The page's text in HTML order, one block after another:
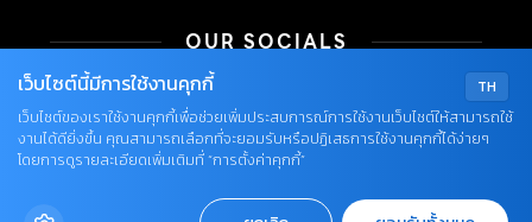
OUR SOCIALS
© COPYRIGHT 2026
TH
เว็บไซต์นี้มีการใช้งานคุกกี้
เว็บไซต์ของเราใช้งานคุกกี้เพื่อช่วยเพิ่มประสบการณ์การใช้งานเว็บไซต์ให้สามารถใช้
งานได้ดียิ่งขึ้น คุณสามารถเลือกที่จะยอมรับหรือปฏิเสธการใช้งานคุกกี้ได้ง่ายๆ
โดยการดูรายละเอียดเพิ่มเติมที่ “การตั้งค่าคุกกี้”